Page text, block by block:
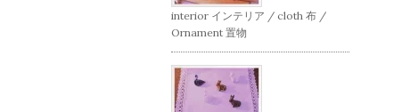
interior インテリア / cloth 布 /
Ornament 置物